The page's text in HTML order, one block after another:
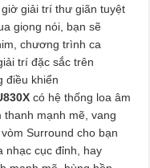
giải trí thư giãn tuyệt
giọng nói, bạn sẽ
chương trình ca
trí đặc sắc trên
điều khiển
có hệ thống loa âm
mạnh mẽ, vang
Surround cho bạn
cục đỉnh, hay